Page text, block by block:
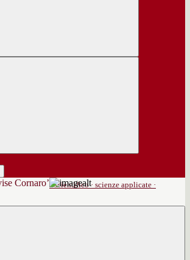
scientifico · scienze applicate ·